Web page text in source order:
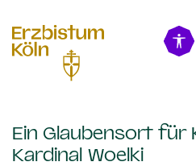
Ein Glaubensort für
Kardinal Woelki: